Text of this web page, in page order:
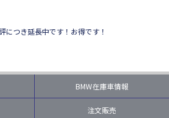
につき延長中です！お得です！
BMW在庫車情報
注文販売